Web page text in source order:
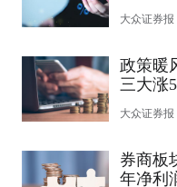
大众证券报
政策暖
三大涨
大众证券报
券商板
年净利